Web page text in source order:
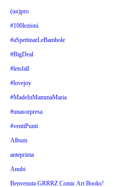
(un)pro
#100lezioni
#aSpettinarLeBambole
#BigDeal
#letsfall
#lovejoy
#MadeInMammaMaria
#unasorpresa
#ventiPunti
Album
anteprima
Anubi
Benvenuta GRRRZ Comic Art Books!